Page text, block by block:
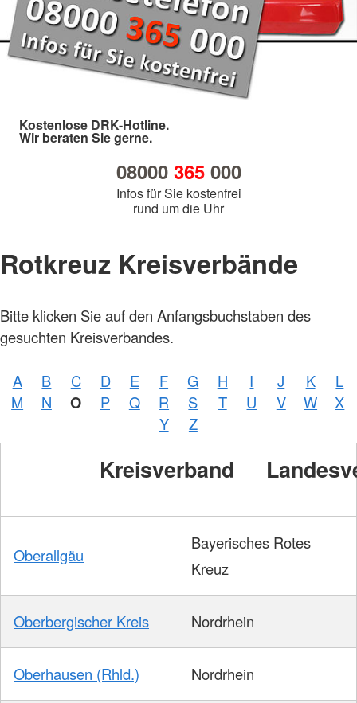
Kostenlose DRK-Hotline.
Wir beraten Sie gerne.
08000 365000
Infos für Sie kostenfrei
rund um die Uhr
Rotkreuz Kreisverbände
Bitte klicken Sie auf den Anfangsbuchstaben des
gesuchten Kreisverbandes.
A B C D E F G H I J K
L
M
N O P Q R S T U V W
X
Y
Z
Kreisverband
Oberallgäu
Bayerisches Rotes
Kreuz
Oberbergischer Kreis Nordrhein
Oberhausen (Rhld.) Nordrhein